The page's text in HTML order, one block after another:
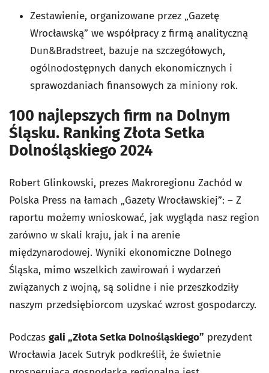
Zestawienie, organizowane przez „Gazetę
Wrocławską” we współpracy z firmą analityczną
Dun&Bradstreet, bazuje na szczegółowych,
ogólnodostępnych danych ekonomicznych i
sprawozdaniach finansowych za miniony rok.
100 najlepszych firm na Dolnym
Śląsku. Ranking Złota Setka
Dolnośląskiego 2024
Robert Glinkowski, prezes Makroregionu Zachód w
Polska Press na łamach „Gazety Wrocławskiej”: – Z
raportu możemy wnioskować, jak wygląda nasz region
zarówno w skali kraju, jak i na arenie
międzynarodowej. Wyniki ekonomiczne Dolnego
Śląska, mimo wszelkich zawirowań i wydarzeń
związanych z wojną, są solidne i nie przeszkodziły
naszym przedsiębiorcom uzyskać wzrost gospodarczy.
Podczas gali „Złota Setka Dolnośląskiego” prezydent
Wrocławia Jacek Sutryk podkreślił, że świetnie